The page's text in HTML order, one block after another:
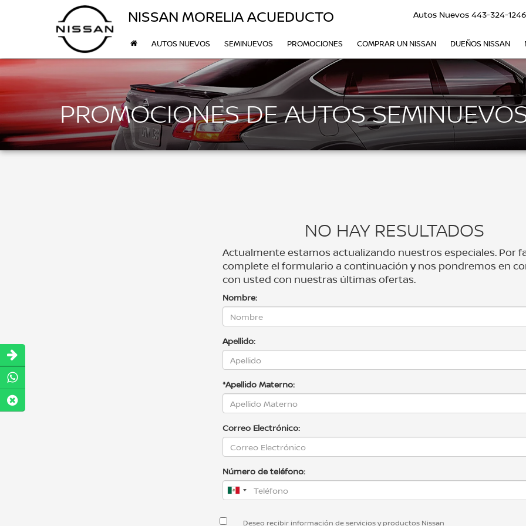
NISSAN MORELIA ACUEDUCTO Autos Nuevos 443-324-1246
AUTOS NUEVOS SEMINUEVOS PROMOCIONES COMPRAR UN NISSAN DUEÑOS NISSAN
PROMOCIONES DE AUTOS
NO HAY RESULTADOS
Actualmente estamos actualizando nuestros especiales. Por
complete el formulario a continuación y nos pondremos en
con usted con nuestras últimas ofertas.
Nombre:
Apellido:
*Apellido Materno:
Correo Electrónico:
Número de teléfono:
Deseo recibir información de servicios y productos Nissan